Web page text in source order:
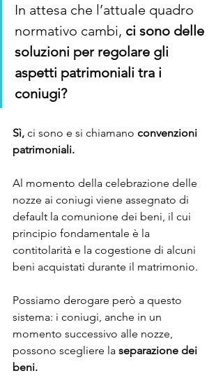
In attesa che l’attuale quadro
normativo cambi, ci sono delle
soluzioni per regolare gli
aspetti patrimoniali tra i
coniugi?
Sì, ci sono e si chiamano convenzioni
patrimoniali.
Al momento della celebrazione delle
nozze ai coniugi viene assegnato di
default la comunione dei beni, il cui
principio fondamentale è la
contitolarità e la cogestione di alcuni
beni acquistati durante il matrimonio.
Possiamo derogare però a questo
sistema: i coniugi, anche in un
momento successivo alle nozze,
possono scegliere la separazione dei
beni.